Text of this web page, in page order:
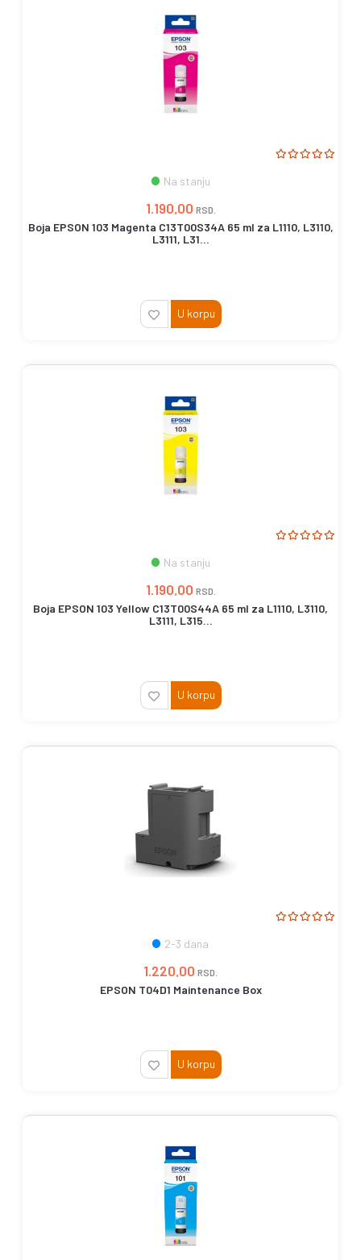
Na stanju
1.190,00 RSD.
Boja EPSON 103 Magenta C13T00S34A 65 ml za L1110, L3110,
L3111, L31...
U korpu
Na stanju
1.190,00 RSD.
Boja EPSON 103 Yellow C13T00S44A 65 ml za L1110, L3110,
L3111, L315...
U korpu
2-3 dana
1.220,00 RSD.
EPSON T04D1 Maintenance Box
U korpu